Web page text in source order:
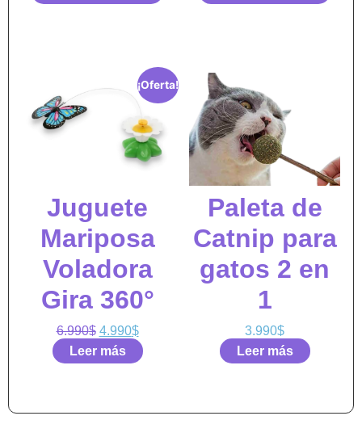
¡Oferta!
Juguete
Mariposa
Voladora
Gira 360°
6.990$ 4.990$
Leer más
Paleta de
Catnip para
gatos 2 en
1
3.990$
Leer más